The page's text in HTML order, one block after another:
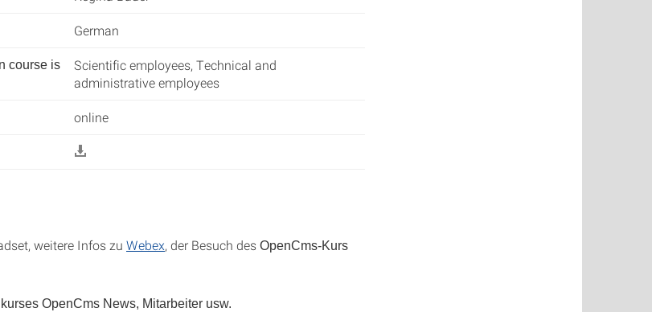
German
course is
Scientific employees, Technical and
administrative employees
online
weitere Infos zu Webex, der Besuch des OpenCms-Kurs
OpenCms News, Mitarbeiter usw.